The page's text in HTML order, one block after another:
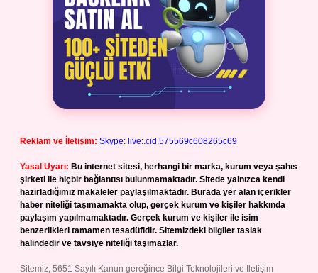
Reklam ve İletişim: Skype: live:.cid.575569c608265c69
Yasal Uyarı: Bu internet sitesi, herhangi bir marka, kurum veya şahıs
şirketi ile hiçbir bağlantısı bulunmamaktadır. Sitede yalnızca kendi
hazırladığımız makaleler paylaşılmaktadır. Burada yer alan içerikler
haber niteliği taşımamakta olup, gerçek kurum ve kişiler hakkında
paylaşım yapılmamaktadır. Gerçek kurum ve kişiler ile isim
benzerlikleri tamamen tesadüfidir. Sitemizdeki bilgiler taslak
halindedir ve tavsiye niteliği taşımazlar.
Sitemiz, 5651 Sayılı Kanun gereğince Bilgi Teknolojileri ve İletişim